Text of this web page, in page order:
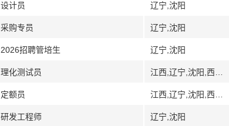
设计员 辽宁,沈阳
采购专员 辽宁,沈阳
2026招聘管培生 辽宁,沈阳
理化测试员
定额员
研发工程师 辽宁,沈阳